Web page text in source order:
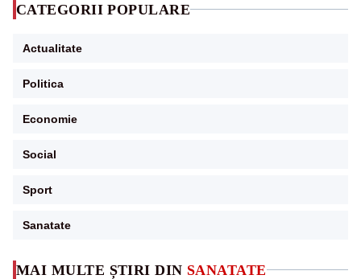
MAI MULTE ȘTIRI DIN SANATATE
CATEGORII POPULARE
Actualitate
Politica
Economie
Social
Sport
Sanatate